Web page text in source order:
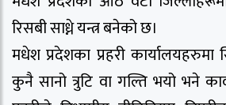
रिसबी साध्ने यन्त्र बनेको छ।
मधेश प्रदेशका प्रहरी कार्यालयहरुमा
कुनै सानो त्रुटि वा गल्ति भयो भने